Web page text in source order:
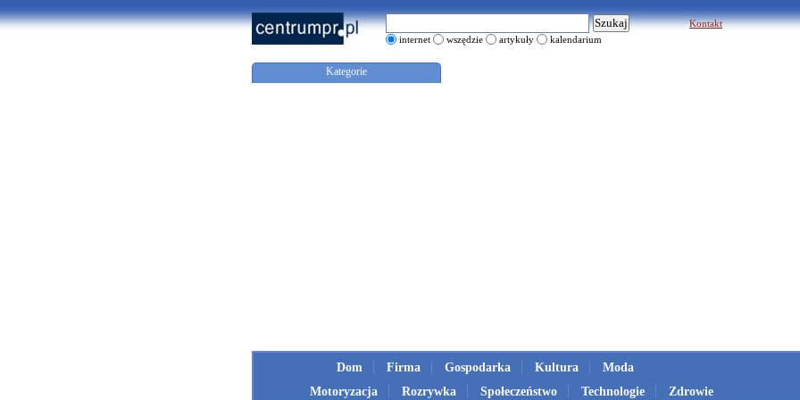
internet wszędzie artykuły kalendarium
Kontakt
Kategorie
Dom Firma Gospodarka Kultura
Moda
Motoryzacja
Rozrywka Społeczeństwo Technologie Zdrowie